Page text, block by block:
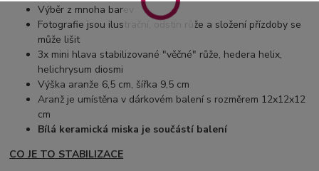
Výběr z mnoha barev
Fotografie jsou ilustrační, odstín růže a složení přízdoby se
může lišit
3x mini hlava stabilizované "věčné" růže, hedera helix,
helichrysum diosmi
Výška aranže 6,5 cm, šířka 9,5 cm
Aranž je umístěna v dárkovém balení s rozměrem 12x12x12
cm
Bílá keramická miska je součástí balení
CO JE TO STABILIZACE